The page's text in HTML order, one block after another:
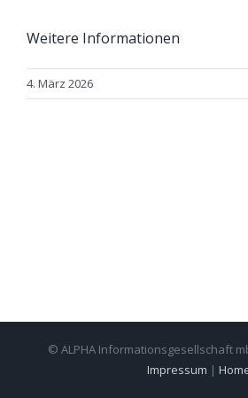
Weitere Informationen
4. März 2026
© ALPHA Informationsgesellschaft
Impressum |